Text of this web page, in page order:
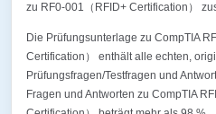
zu RF0-001（RFID+ Certification）
Die Prüfungsunterlage zu CompTIA
Certification） enthält alle echten,
Prüfungsfragen/Testfragen und
Fragen und Antworten zu CompTIA